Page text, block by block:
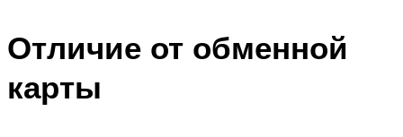
Отличие от обменной
карты